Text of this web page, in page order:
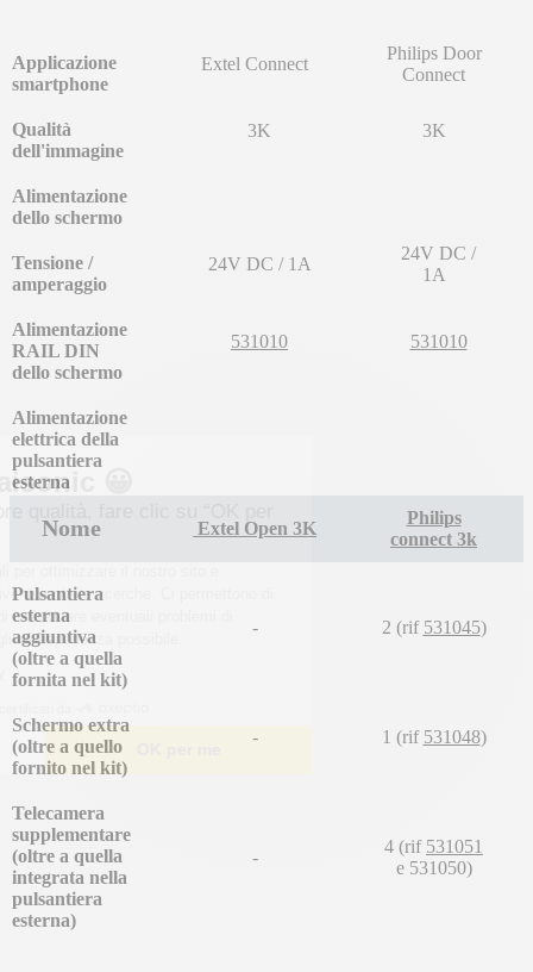
Applicazione
smartphone
Extel Connect
Philips Door
Connect
Qualità
dell'immagine
3K 3K
Alimentazione
dello schermo
Tensione /
amperaggio
24V DC / 1A
24V DC /
1A
Alimentazione
RAIL DIN
dello schermo
531010 531010
Alimentazione
elettrica della
pulsantiera
esterna
Nome Extel Open 3K
Philips
connect 3k
Pulsantiera
esterna
aggiuntiva
(oltre a quella
fornita nel kit)
- 2 (rif 531045)
Schermo extra
(oltre a quello
fornito nel kit)
- 1 (rif 531048)
Telecamera
supplementare
(oltre a quella
integrata nella
pulsantiera
esterna)
-
4 (rif 531051
e 531050)
Benvenuti a Maisonic 😀
Per una visita di migliore qualità, fare clic su “OK per
me”.
soddisfare le vostre aspettative durante le ricerche. Ci permettono di
personalizzare i contenuti e di individuare eventuali problemi di
navigazione per offrirvi la migliore esperienza possibile.
Leggi l'informativa sulla privacy
Scelgo OK per me